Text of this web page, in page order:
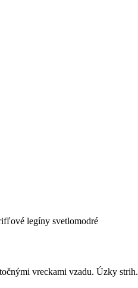
legíny svetlomodré
vreckami vzadu. Úzky strih.